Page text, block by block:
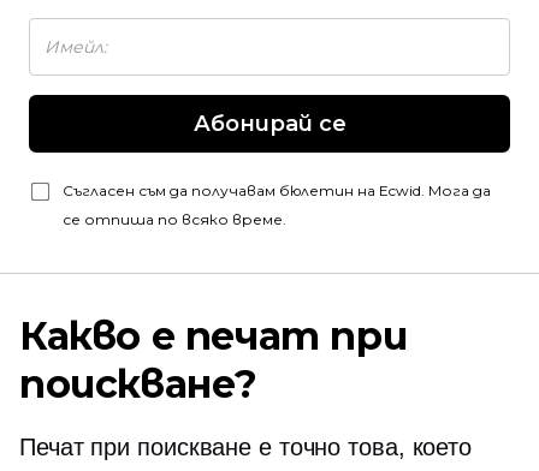
Абонирай се
Съгласен съм да получавам бюлетин на Ecwid. Мога да
се отпиша по всяко време.
Какво е печат при
поискване?
Печат при поискване е точно това, което